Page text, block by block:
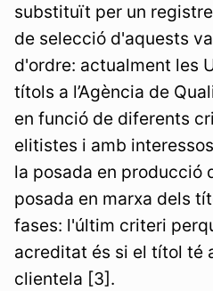
substituït per un
de selecció d'aquests
d'ordre: actualment les
títols a l’Agència de
en funció de diferents
elitistes i amb
la posada en producció
posada en marxa dels
fases: l'últim criteri
acreditat és si el títol té
clientela [3].